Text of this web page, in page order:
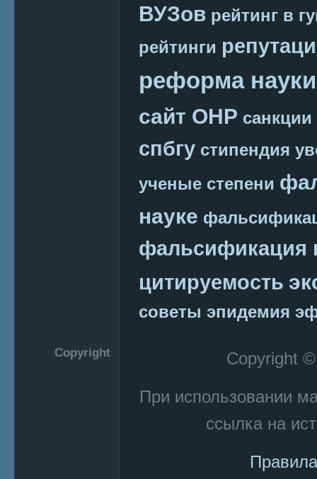
ВУЗов рейтинг в
рейтинги
реформа науки
сайт ОНР санкции
спбгу стипендия
ученые степени
науке
фальсификация
цитируемость
советы эпидемия
Copyright
Copyright
При использовании
ссылка на